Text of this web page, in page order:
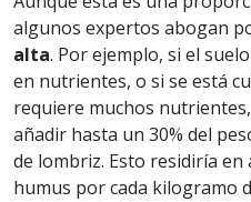
algunos expertos abogan
alta. Por ejemplo, si el
en nutrientes, o si se está
requiere muchos
añadir hasta un 30% del
de lombriz. Esto residiría en
humus por cada kilogramo